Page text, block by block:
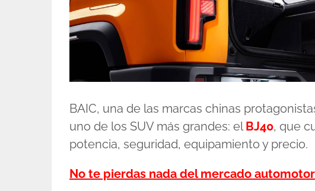
BAIC, una de las marcas chinas
uno de los SUV más grandes: el BJ40, que
potencia, seguridad, equipamiento y precio.
No te pierdas nada del mercado